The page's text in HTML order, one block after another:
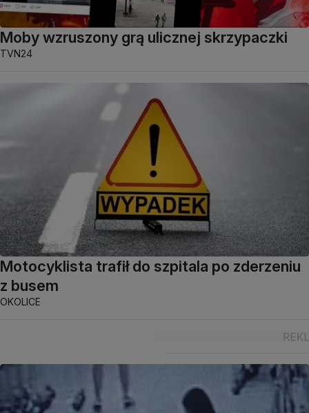
Moby wzruszony grą ulicznej skrzypaczki
TVN24
Motocyklista trafił do szpitala po zderzeniu
z busem
OKOLICE